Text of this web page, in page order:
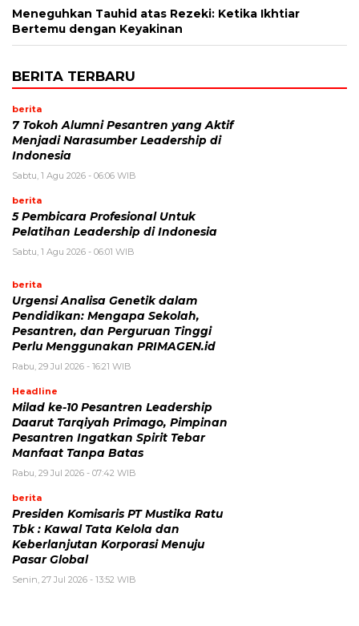
Meneguhkan Tauhid atas Rezeki: Ketika Ikhtiar
Bertemu dengan Keyakinan
BERITA TERBARU
berita
7 Tokoh Alumni Pesantren yang Aktif
Menjadi Narasumber Leadership di
Indonesia
Sabtu, 1 Agu 2026 - 06:06 WIB
berita
5 Pembicara Profesional Untuk
Pelatihan Leadership di Indonesia
Sabtu, 1 Agu 2026 - 06:01 WIB
berita
Urgensi Analisa Genetik dalam
Pendidikan: Mengapa Sekolah,
Pesantren, dan Perguruan Tinggi
Perlu Menggunakan PRIMAGEN.id
Rabu, 29 Jul 2026 - 16:21 WIB
Headline
Milad ke-10 Pesantren Leadership
Daarut Tarqiyah Primago, Pimpinan
Pesantren Ingatkan Spirit Tebar
Manfaat Tanpa Batas
Rabu, 29 Jul 2026 - 07:42 WIB
berita
Presiden Komisaris PT Mustika Ratu
Tbk : Kawal Tata Kelola dan
Keberlanjutan Korporasi Menuju
Pasar Global
Senin, 27 Jul 2026 - 13:52 WIB